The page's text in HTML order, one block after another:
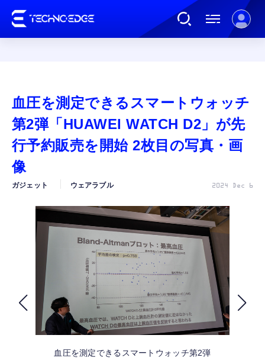
AI
ガジェット
ゲーム
カルチャー
公式ストア
FOLLOW US
血圧を測定できるスマートウォッチ
第2弾「HUAWEI WATCH D2」が先
行予約販売を開始 2枚目の写真・画
像
ガジェット ウェアラブル 2024 Dec 6
血圧を測定できるスマートウォッチ第2弾